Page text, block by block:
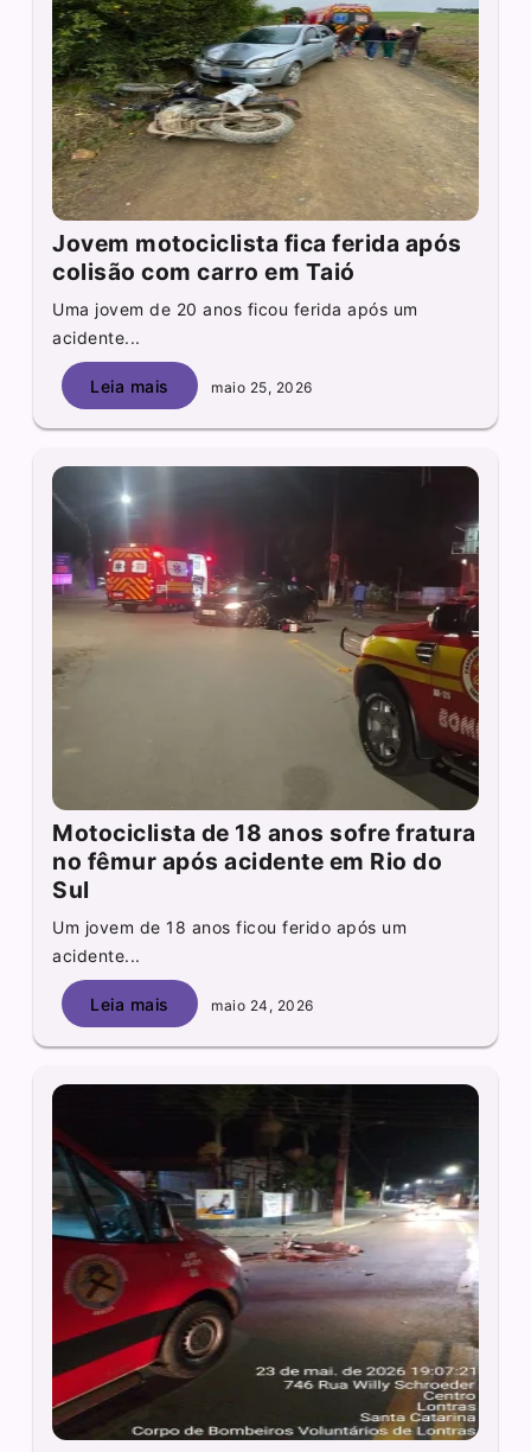
Jovem motociclista fica ferida após
colisão com carro em Taió
Uma jovem de 20 anos ficou ferida após um
acidente...
Leia mais maio 25, 2026
Motociclista de 18 anos sofre fratura
no fêmur após acidente em Rio do
Sul
Um jovem de 18 anos ficou ferido após um
acidente...
Leia mais maio 24, 2026